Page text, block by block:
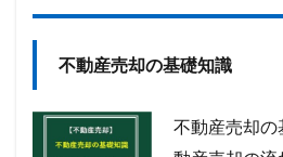
不動産売却の基礎知識
不動産売却の